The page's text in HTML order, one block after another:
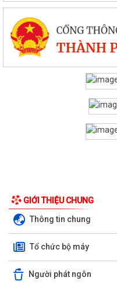
GIỚI THIỆU CHUNG
Thông tin chung
Tổ chức bộ máy
Người phát ngôn